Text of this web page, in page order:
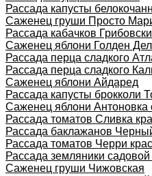
Рассада капусты
Саженец груши Просто
Рассада кабачков
Саженец яблони Голден
Рассада перца сладкого
Рассада перца сладкого
Саженец яблони Айдаред
Рассада капусты брокколи
Саженец яблони Антоновка
Рассада томатов Сливка
Рассада баклажанов
Рассада томатов Черри
Рассада земляники
Саженец груши Чижовская